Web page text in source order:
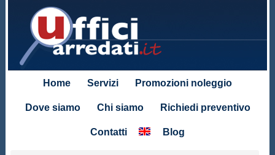
Home Servizi Promozioni noleggio
Dove siamo Chi siamo Richiedi preventivo
Contatti Blog